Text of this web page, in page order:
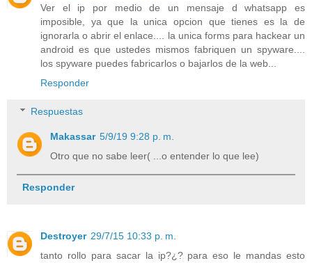
Ver el ip por medio de un mensaje d whatsapp es
imposible, ya que la unica opcion que tienes es la de
ignorarla o abrir el enlace.... la unica forms para hackear un
android es que ustedes mismos fabriquen un spyware....
los spyware puedes fabricarlos o bajarlos de la web...
Responder
Respuestas
Makassar 5/9/19 9:28 p. m.
Otro que no sabe leer( ...o entender lo que lee)
Responder
Destroyer 29/7/15 10:33 p. m.
tanto rollo para sacar la ip?¿? para eso le mandas esto